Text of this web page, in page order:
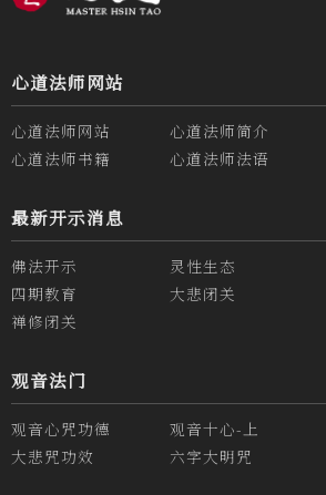
心道法师网站
心道法师网站 心道法师简介
心道法师书籍
心道法师法语
最新开示消息
佛法开示 灵性生态
四期教育
大悲闭关
禅修闭关
观音法门
观音心咒功德 观音十心-上
大悲咒功效
六字大明咒